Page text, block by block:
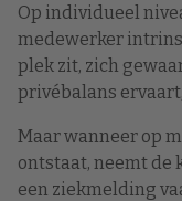
Op individueel
medewerker
plek zit, zich
privébalans
Maar wanneer op
ontstaat, neemt de
een ziekmelding